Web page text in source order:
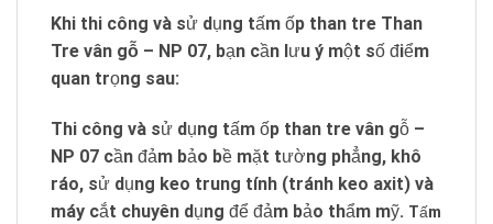
Khi thi công và sử dụng tấm ốp than tre Than
Tre vân gỗ – NP 07, bạn cần lưu ý một số điểm
quan trọng sau:
Thi công và sử dụng tấm ốp than tre vân gỗ –
NP 07 cần đảm bảo bề mặt tường phẳng, khô
ráo, sử dụng keo trung tính (tránh keo axit) và
máy cắt chuyên dụng để đảm bảo thẩm mỹ. Tấm